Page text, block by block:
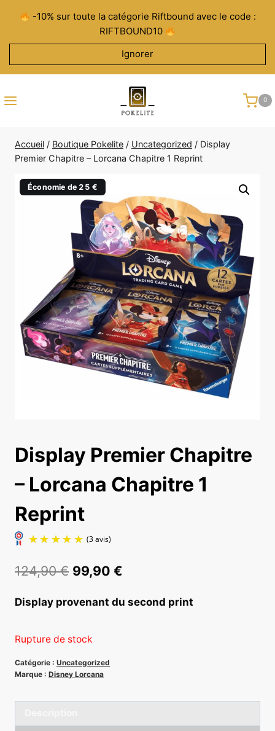
contenu
-10% sur toute la catégorie Riftbound avec le code :
RIFTBOUND10
Ignorer
0
Accueil / Boutique Pokelite / Uncategorized / Display
Premier Chapitre – Lorcana Chapitre 1 Reprint
Économie de 25 €
Display Premier Chapitre
– Lorcana Chapitre 1
Reprint
124,90€ Le
initial
était :
99,90 €
actuel
Display provenant du second print
Rupture de stock
Catégorie : Uncategorized
Marque : Disney Lorcana